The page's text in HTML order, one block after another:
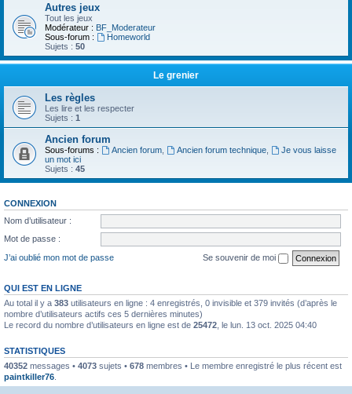
Autres jeux
Tout les jeux
Modérateur : BF_Moderateur
Sous-forum :
Homeworld
Sujets : 50
Le grenier
Les règles
Les lire et les respecter
Sujets : 1
Ancien forum
Sous-forums : Ancien forum, Ancien forum technique,
Je vous laisse
un mot ici
Sujets : 45
CONNEXION
Nom d’utilisateur :
Mot de passe :
J’ai oublié mon mot de passe
Se souvenir de moi
QUI EST EN LIGNE
Au total il y a 383 utilisateurs en ligne : 4 enregistrés, 0 invisible et 379 invités (d’après le
nombre d’utilisateurs actifs ces 5 dernières minutes)
Le record du nombre d’utilisateurs en ligne est de 25472 , le lun. 13 oct. 2025 04:40
STATISTIQUES
40352 messages • 4073 sujets • 678 membres • Le membre enregistré le plus récent est
paintkiller76